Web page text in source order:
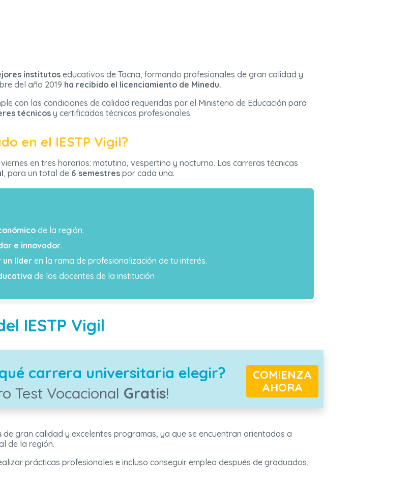
institutos educativos de Tacna, formando profesionales de gran calidad y
del año 2019 ha recibido el licenciamiento de Minedu.
con las condiciones de calidad requeridas por el Ministerio de Educación para
técnicos y certificados técnicos profesionales.
en el IESTP Vigil?
en tres horarios: matutino, vespertino y nocturno. Las carreras técnicas
, para un total de 6 semestres por cada una.
de la región.
e innovador.
un líderen la rama de profesionalización de tu interés.
de los docentes de la institución
IESTP Vigil
carrera universitaria elegir?
Test Vocacional Gratis!
COMIENZA
AHORA
de gran calidad y excelentes programas, ya que se encuentran orientados a
de la región.
prácticas profesionales e incluso conseguir empleo después de graduados,